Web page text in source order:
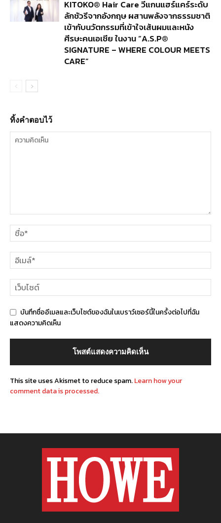
KITOKO® Hair Care วีแกนแฮร์แคร์ระดับ
ลักชัวรีจากอังกฤษ ผสานพลังจากธรรมชาติ
เข้ากับนวัตกรรมที่เข้าใจเส้นผมและหนัง
ศีรษะคนเอเชีย ในงาน “A.S.P®
SIGNATURE – WHERE COLOUR MEETS
CARE”
ทิ้งคำตอบไว้
บันทึกชื่ออีเมลและเว็บไซต์ของฉันในเบราว์เซอร์นี้ในครั้งต่อไปที่ฉัน
แสดงความคิดเห็น
This site uses Akismet to reduce spam.Learn how your
comment data is processed.